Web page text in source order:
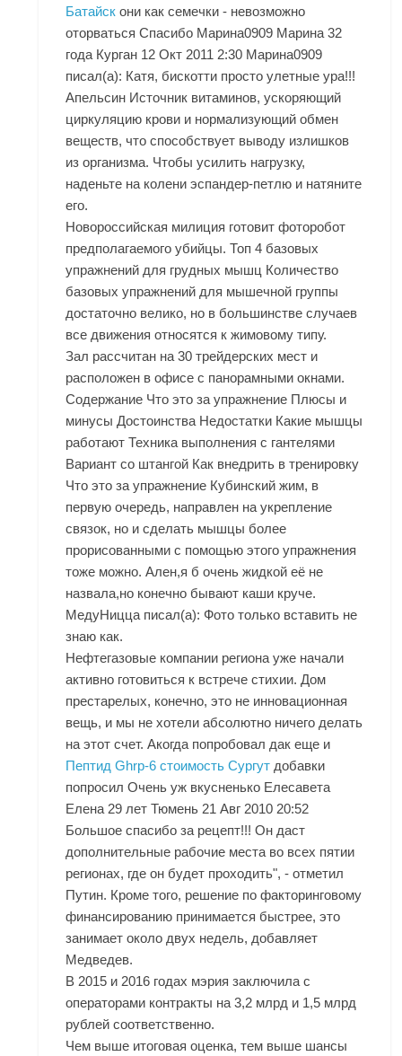
Батайск они как семечки - невозможно
оторваться Спасибо Марина0909 Марина 32
года Курган 12 Окт 2011 2:30 Марина0909
писал(а): Катя, бискотти просто улетные ура!!!
Апельсин Источник витаминов, ускоряющий
циркуляцию крови и нормализующий обмен
веществ, что способствует выводу излишков
из организма. Чтобы усилить нагрузку,
наденьте на колени эспандер-петлю и натяните
его.
Новороссийская милиция готовит фоторобот
предполагаемого убийцы. Топ 4 базовых
упражнений для грудных мышц Количество
базовых упражнений для мышечной группы
достаточно велико, но в большинстве случаев
все движения относятся к жимовому типу.
Зал рассчитан на 30 трейдерских мест и
расположен в офисе с панорамными окнами.
Содержание Что это за упражнение Плюсы и
минусы Достоинства Недостатки Какие мышцы
работают Техника выполнения с гантелями
Вариант со штангой Как внедрить в тренировку
Что это за упражнение Кубинский жим, в
первую очередь, направлен на укрепление
связок, но и сделать мышцы более
прорисованными с помощью этого упражнения
тоже можно. Ален,я б очень жидкой её не
назвала,но конечно бывают каши круче.
МедуНицца писал(а): Фото только вставить не
знаю как.
Нефтегазовые компании региона уже начали
активно готовиться к встрече стихии. Дом
престарелых, конечно, это не инновационная
вещь, и мы не хотели абсолютно ничего делать
на этот счет. Акогда попробовал дак еще и
Пептид Ghrp-6 стоимость Сургут добавки
попросил Очень уж вкусненько Елесавета
Елена 29 лет Тюмень 21 Авг 2010 20:52
Большое спасибо за рецепт!!! Он даст
дополнительные рабочие места во всех пятии
регионах, где он будет проходить", - отметил
Путин. Кроме того, решение по факторинговому
финансированию принимается быстрее, это
занимает около двух недель, добавляет
Медведев.
В 2015 и 2016 годах мэрия заключила с
операторами контракты на 3,2 млрд и 1,5 млрд
рублей соответственно.
Чем выше итоговая оценка, тем выше шансы